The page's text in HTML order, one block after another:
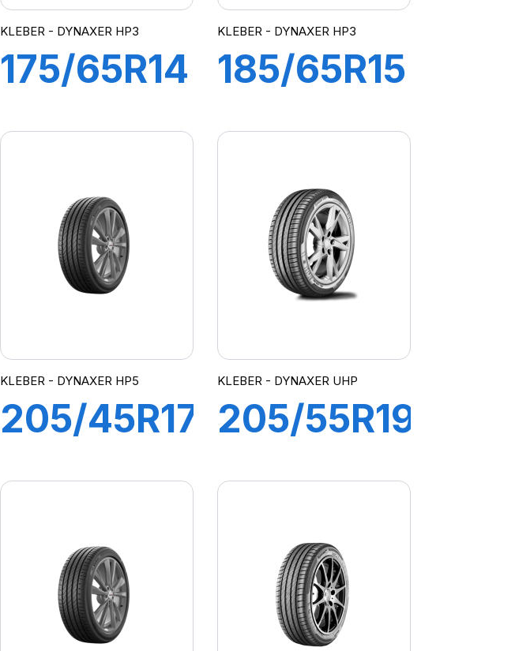
KLEBER - DYNAXER HP3
175/65R14
HP3
KLEBER - DYNAXER HP3
185/65R15
HP3
KLEBER - DYNAXER HP5
205/45R17
HP5
KLEBER - DYNAXER UHP
205/55R19
UHP